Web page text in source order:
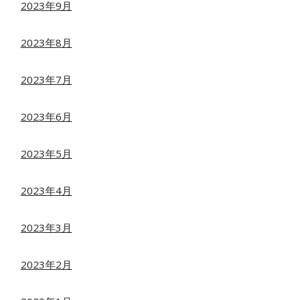
2023年9月
2023年8月
2023年7月
2023年6月
2023年5月
2023年4月
2023年3月
2023年2月